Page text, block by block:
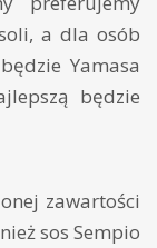
a dla osób
Yamasa
będzie
zawartości
sos Sempio